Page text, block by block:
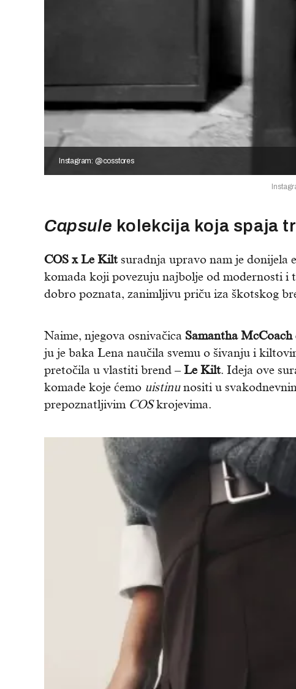
Instagram: @cosstores
Capsule kolekcija koja spaja
COS x Le Kiltsuradnja upravo nam je donijela
komada koji povezuju najbolje od modernosti i
dobro poznata, zanimljivu priču iza škotskog
Naime, njegova osnivačica Samantha McCoach
ju je baka Lena naučila svemu o šivanju i
pretočila u vlastiti brend – Le Kilt. Ideja ove
komade koje ćemo uistinunositi u
prepoznatljivim COSkrojevima.